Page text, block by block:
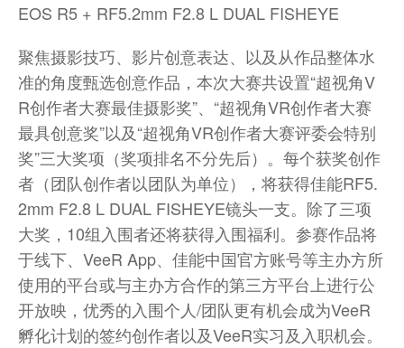
EOS R5 + RF5.2mm F2.8 L DUAL FISHEYE
聚焦摄影技巧、影片创意表达、以及从作品整体水
准的角度甄选创意作品，本次大赛共设置“超视角V
R创作者大赛最佳摄影奖”、“超视角VR创作者大赛
最具创意奖”以及“超视角VR创作者大赛评委会特别
奖”三大奖项（奖项排名不分先后）。每个获奖创作
者（团队创作者以团队为单位），将获得佳能RF5.
2mm F2.8 L DUAL FISHEYE镜头一支。除了三项
大奖，10组入围者还将获得入围福利。参赛作品将
于线下、VeeR App、佳能中国官方账号等主办方所
使用的平台或与主办方合作的第三方平台上进行公
开放映，优秀的入围个人/团队更有机会成为VeeR
孵化计划的签约创作者以及VeeR实习及入职机会。